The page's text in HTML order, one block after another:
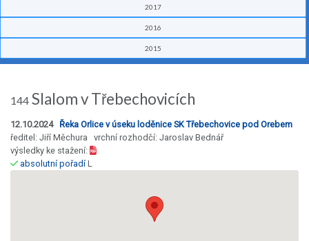
2017
2016
2015
144 Slalom v Třebechovicích
12.10.2024 Řeka Orlice v úseku loděnice SK Třebechovice pod Orebem
ředitel: Jiří Měchura vrchní rozhodčí: Jaroslav Bednář
výsledky ke stažení:
absolutní pořadíL